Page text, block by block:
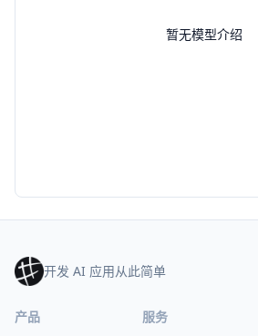
暂无模型介绍
开发 AI 应用从此简单
产品 服务